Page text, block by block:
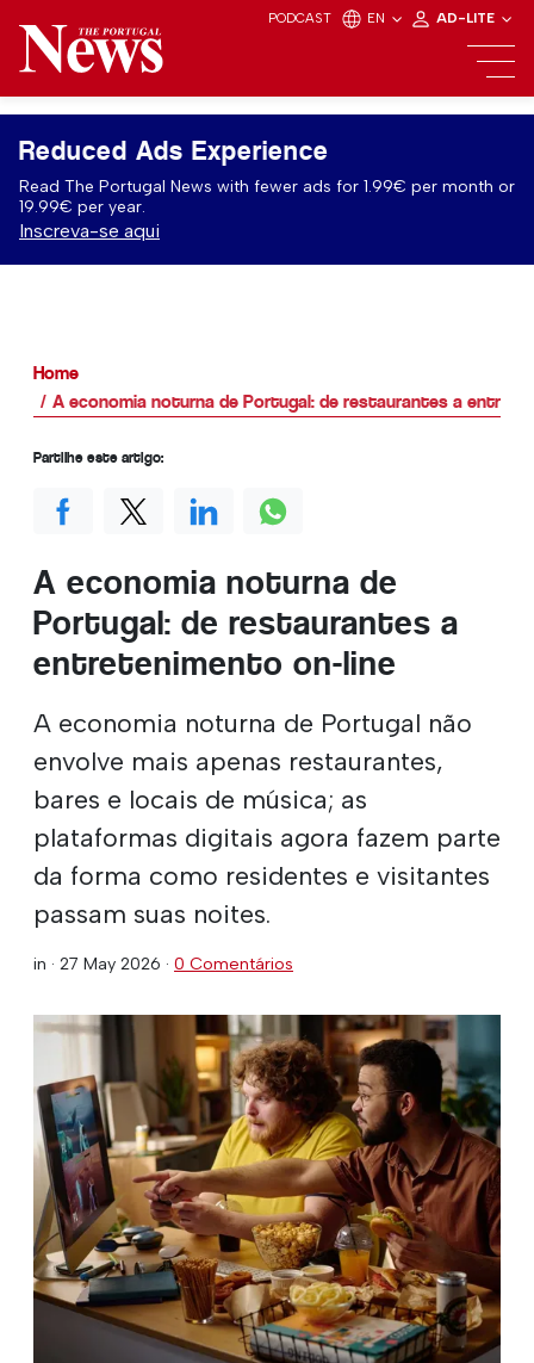
PODCAST EN AD-LITE
Reduced Ads Experience
Read The Portugal News with fewer ads for 1.99€ per month or
19.99€ per year.
Inscreva-se aqui
Home
A economia noturna de Portugal: de restaurantes a
A economia noturna de
Portugal: de restaurantes a
entretenimento on-line
A economia noturna de Portugal não
envolve mais apenas restaurantes,
bares e locais de música; as
plataformas digitais agora fazem parte
da forma como residentes e visitantes
passam suas noites.
in · 27 May 2026 · 0 Comentários
Partilhe este artigo: